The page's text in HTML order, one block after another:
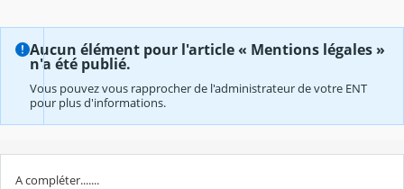
Aucun élément pour l'article « Mentions légales »
n'a été publié.
Vous pouvez vous rapprocher de l'administrateur de votre ENT
pour plus d'informations.
A compléter.......